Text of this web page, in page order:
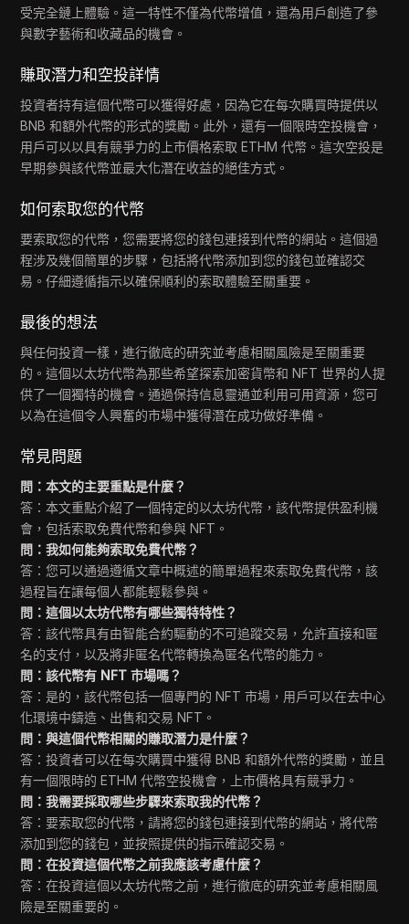
受完全鏈上體驗。這一特性不僅為代幣增值，還為用戶創造了參
與數字藝術和收藏品的機會。
賺取潛力和空投詳情
投資者持有這個代幣可以獲得好處，因為它在每次購買時提供以
BNB 和額外代幣的形式的獎勵。此外，還有一個限時空投機會，
用戶可以以具有競爭力的上市價格索取 ETHM 代幣。這次空投是
早期參與該代幣並最大化潛在收益的絕佳方式。
如何索取您的代幣
要索取您的代幣，您需要將您的錢包連接到代幣的網站。這個過
程涉及幾個簡單的步驟，包括將代幣添加到您的錢包並確認交
易。仔細遵循指示以確保順利的索取體驗至關重要。
最後的想法
與任何投資一樣，進行徹底的研究並考慮相關風險是至關重要
的。這個以太坊代幣為那些希望探索加密貨幣和 NFT 世界的人提
供了一個獨特的機會。通過保持信息靈通並利用可用資源，您可
以為在這個令人興奮的市場中獲得潛在成功做好準備。
常見問題
問：本文的主要重點是什麼？
答：本文重點介紹了一個特定的以太坊代幣，該代幣提供盈利機
會，包括索取免費代幣和參與 NFT。
問：我如何能夠索取免費代幣？
答：您可以通過遵循文章中概述的簡單過程來索取免費代幣，該
過程旨在讓每個人都能輕鬆參與。
問：這個以太坊代幣有哪些獨特特性？
答：該代幣具有由智能合約驅動的不可追蹤交易，允許直接和匿
名的支付，以及將非匿名代幣轉換為匿名代幣的能力。
問：該代幣有 NFT 市場嗎？
答：是的，該代幣包括一個專門的 NFT 市場，用戶可以在去中心
化環境中鑄造、出售和交易 NFT。
問：與這個代幣相關的賺取潛力是什麼？
答：投資者可以在每次購買中獲得 BNB 和額外代幣的獎勵，並且
有一個限時的 ETHM 代幣空投機會，上市價格具有競爭力。
問：我需要採取哪些步驟來索取我的代幣？
答：要索取您的代幣，請將您的錢包連接到代幣的網站，將代幣
添加到您的錢包，並按照提供的指示確認交易。
問：在投資這個代幣之前我應該考慮什麼？
答：在投資這個以太坊代幣之前，進行徹底的研究並考慮相關風
險是至關重要的。